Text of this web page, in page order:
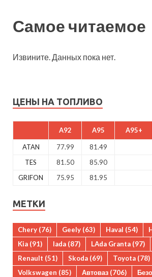
Самое читаемое
Извините. Данных пока нет.
ЦЕНЫ НА ТОПЛИВО
A92 A95 A95+
ATAN 77.99 81.49
TES
81.50 85.90
GRIFON
75.95 81.95
МЕТКИ
Chery (76) Geely (63) Haval (54)
Kia (91) lada (87) LAda Granta (97)
Renault (51) Skoda (69) Toyota (78)
Volkswagen (85) Автоваз (706)